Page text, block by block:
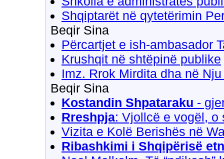
Shqiptarët në qytetërimin
Beqir Sina
Përcartjet e ish-ambasador
Krushqit në shtëpinë publike
Imz. Rrok Mirdita dha në
Beqir Sina
Kostandin Shpataraku -
Rreshpja: Vjollcë e vogël, o
Vizita e Kolë Berishës në
Ribashkimi i Shqipërisë